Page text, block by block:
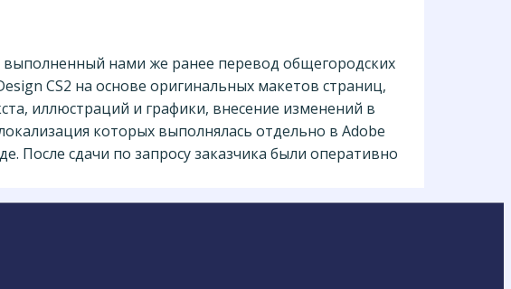
нами же ранее перевод общегородских
CS2 на основе оригинальных макетов страниц,
иллюстраций и графики, внесение изменений в
которых выполнялась отдельно в Adobe
После сдачи по запросу заказчика были оперативно